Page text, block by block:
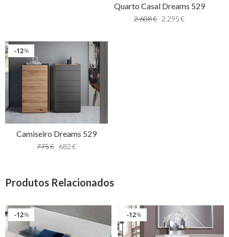
Quarto Casal Dreams 529
2.608€ 2.295€
%
12
Camiseiro Dreams 529
775€ 682€
Produtos Relacionados
%
12 %
12